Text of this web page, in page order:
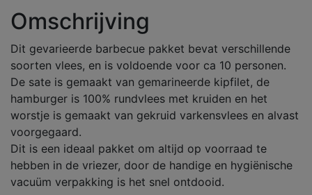
Omschrijving
Dit gevarieerde barbecue pakket bevat verschillende
soorten vlees, en is voldoende voor ca 10 personen.
De sate is gemaakt van gemarineerde kipfilet, de
hamburger is 100% rundvlees met kruiden en het
worstje is gemaakt van gekruid varkensvlees en alvast
voorgegaard.
Dit is een ideaal pakket om altijd op voorraad te
hebben in de vriezer, door de handige en hygiënische
vacuüm verpakking is het snel ontdooid.